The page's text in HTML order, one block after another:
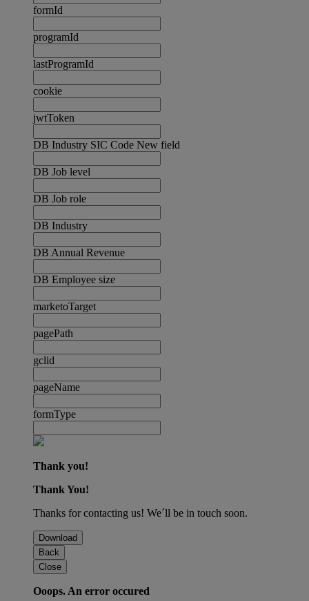
formId
programId
lastProgramId
cookie
jwtToken
DB Industry SIC Code New field
DB Job level
DB Job role
DB Industry
DB Annual Revenue
DB Employee size
marketoTarget
pagePath
gclid
pageName
formType
Thank you!
Thank You!
Thanks for contacting us! We´ll be in touch soon.
Download
Back
Close
Ooops. An error occured